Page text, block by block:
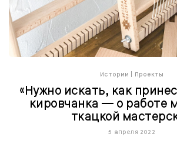
Истории Проекты
«Нужно искать, как
кировчанка — о работе
ткацкой
5 апреля 2022